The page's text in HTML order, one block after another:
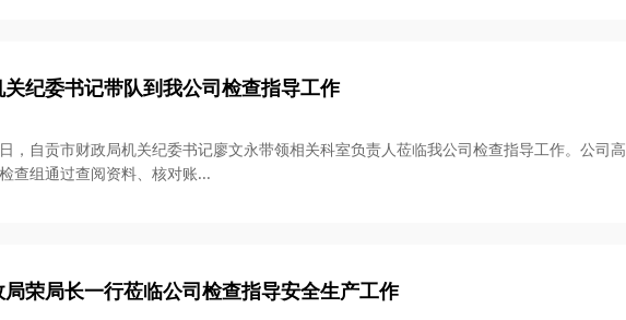
纪委书记带队到我公司检查指导工作
，自贡市财政局机关纪委书记廖文永带领相关科室负责人莅临我公司检查指导工作。公司
查组通过查阅资料、核对账...
荣局长一行莅临公司检查指导安全生产工作